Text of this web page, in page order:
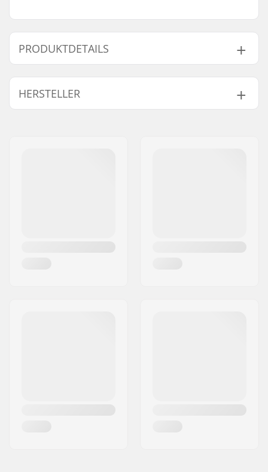
PRODUKTDETAILS
Achsendurchmesser: 8mm
HERSTELLER